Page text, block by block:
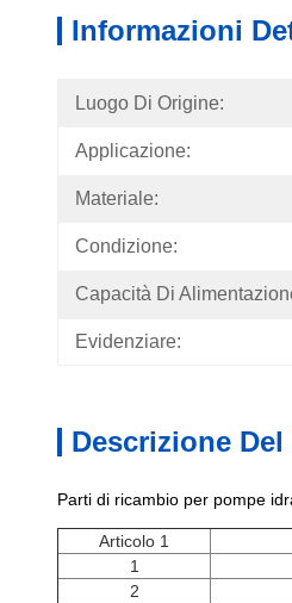
Informazioni
Luogo Di Origine:
Applicazione:
Materiale:
Condizione:
Capacità Di
Evidenziare:
Descrizione
Parti di ricambio per pompe
Articolo 1
1
2